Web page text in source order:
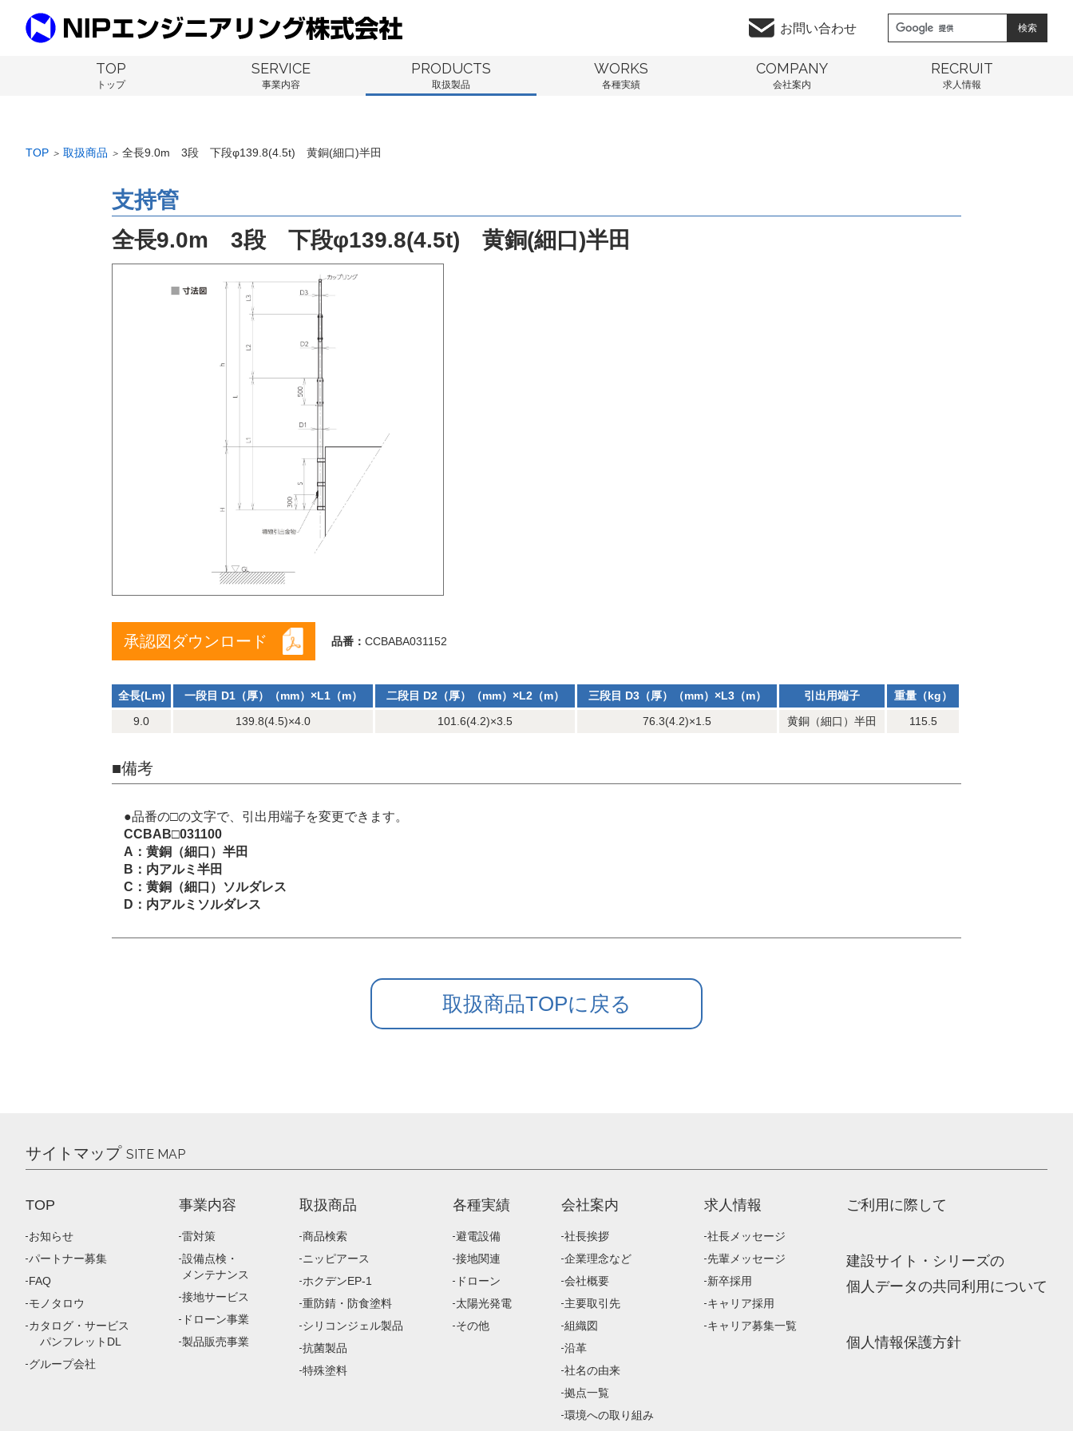
お問い合わせ
TOP
トップ
SERVICE
事業内容
PRODUCTS
取扱製品
WORKS
各種実績
COMPANY
会社案内
RECRUIT
求人情報
TOP ＞ 取扱商品 ＞ 全長9.0m 3段 下段φ139.8(4.5t) 黄銅(細口)半田
支持管
全長9.0m 3段 下段φ139.8(4.5t) 黄銅(細口)半田
承認図ダウンロード 品番： CCBABA031152
全長(Lm) 一段目 D1（厚）（mm）×L1（m） 二段目 D2（厚）（mm）×L2（m） 三段目 D3（厚）（mm）×L3（m） 引出用端子
重量（kg）
9.0
139.8(4.5)×4.0 101.6(4.2)×3.5 76.3(4.2)×1.5 黄銅（細口）半田 115.5
■備考
●品番の□の文字で、引出用端子を変更できます。
CCBAB□031100
A：黄銅（細口）半田
B：内アルミ半田
C：黄銅（細口）ソルダレス
D：内アルミソルダレス
取扱商品TOPに戻る
サイトマップ SITE MAP
TOP
お知らせ
パートナー募集
FAQ
モノタロウ
カタログ・サービス
パンフレットDL
グループ会社
事業内容
雷対策
設備点検・
メンテナンス
接地サービス
ドローン事業
製品販売事業
取扱商品
商品検索
ニッピアース
ホクデンEP-1
重防錆・防食塗料
シリコンジェル製品
抗菌製品
特殊塗料
各種実績
避電設備
接地関連
ドローン
太陽光発電
その他
会社案内
社長挨拶
企業理念など
会社概要
主要取引先
組織図
沿革
社名の由来
拠点一覧
環境への取り組み
求人情報
社長メッセージ
先輩メッセージ
新卒採用
キャリア採用
キャリア募集一覧
ご利用に際して
建設サイト・シリーズの
個人データの共同利用について
個人情報保護方針